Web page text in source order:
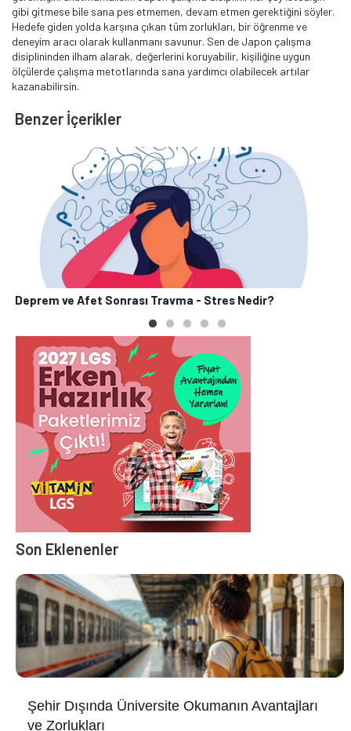
gibi gitmese bile sana pes etmemen, devam etmen gerektiğini söyler.
Hedefe giden yolda karşına çıkan tüm zorlukları, bir öğrenme ve
deneyim aracı olarak kullanmanı savunur. Sen de Japon çalışma
disiplininden ilham alarak, değerlerini koruyabilir, kişiliğine uygun
ölçülerde çalışma metotlarında sana yardımcı olabilecek artılar
kazanabilirsin.
Benzer İçerikler
Deprem ve Afet Sonrası Travma - Stres Nedir?
Son Eklenenler
Şehir Dışında Üniversite Okumanın Avantajları
ve Zorlukları